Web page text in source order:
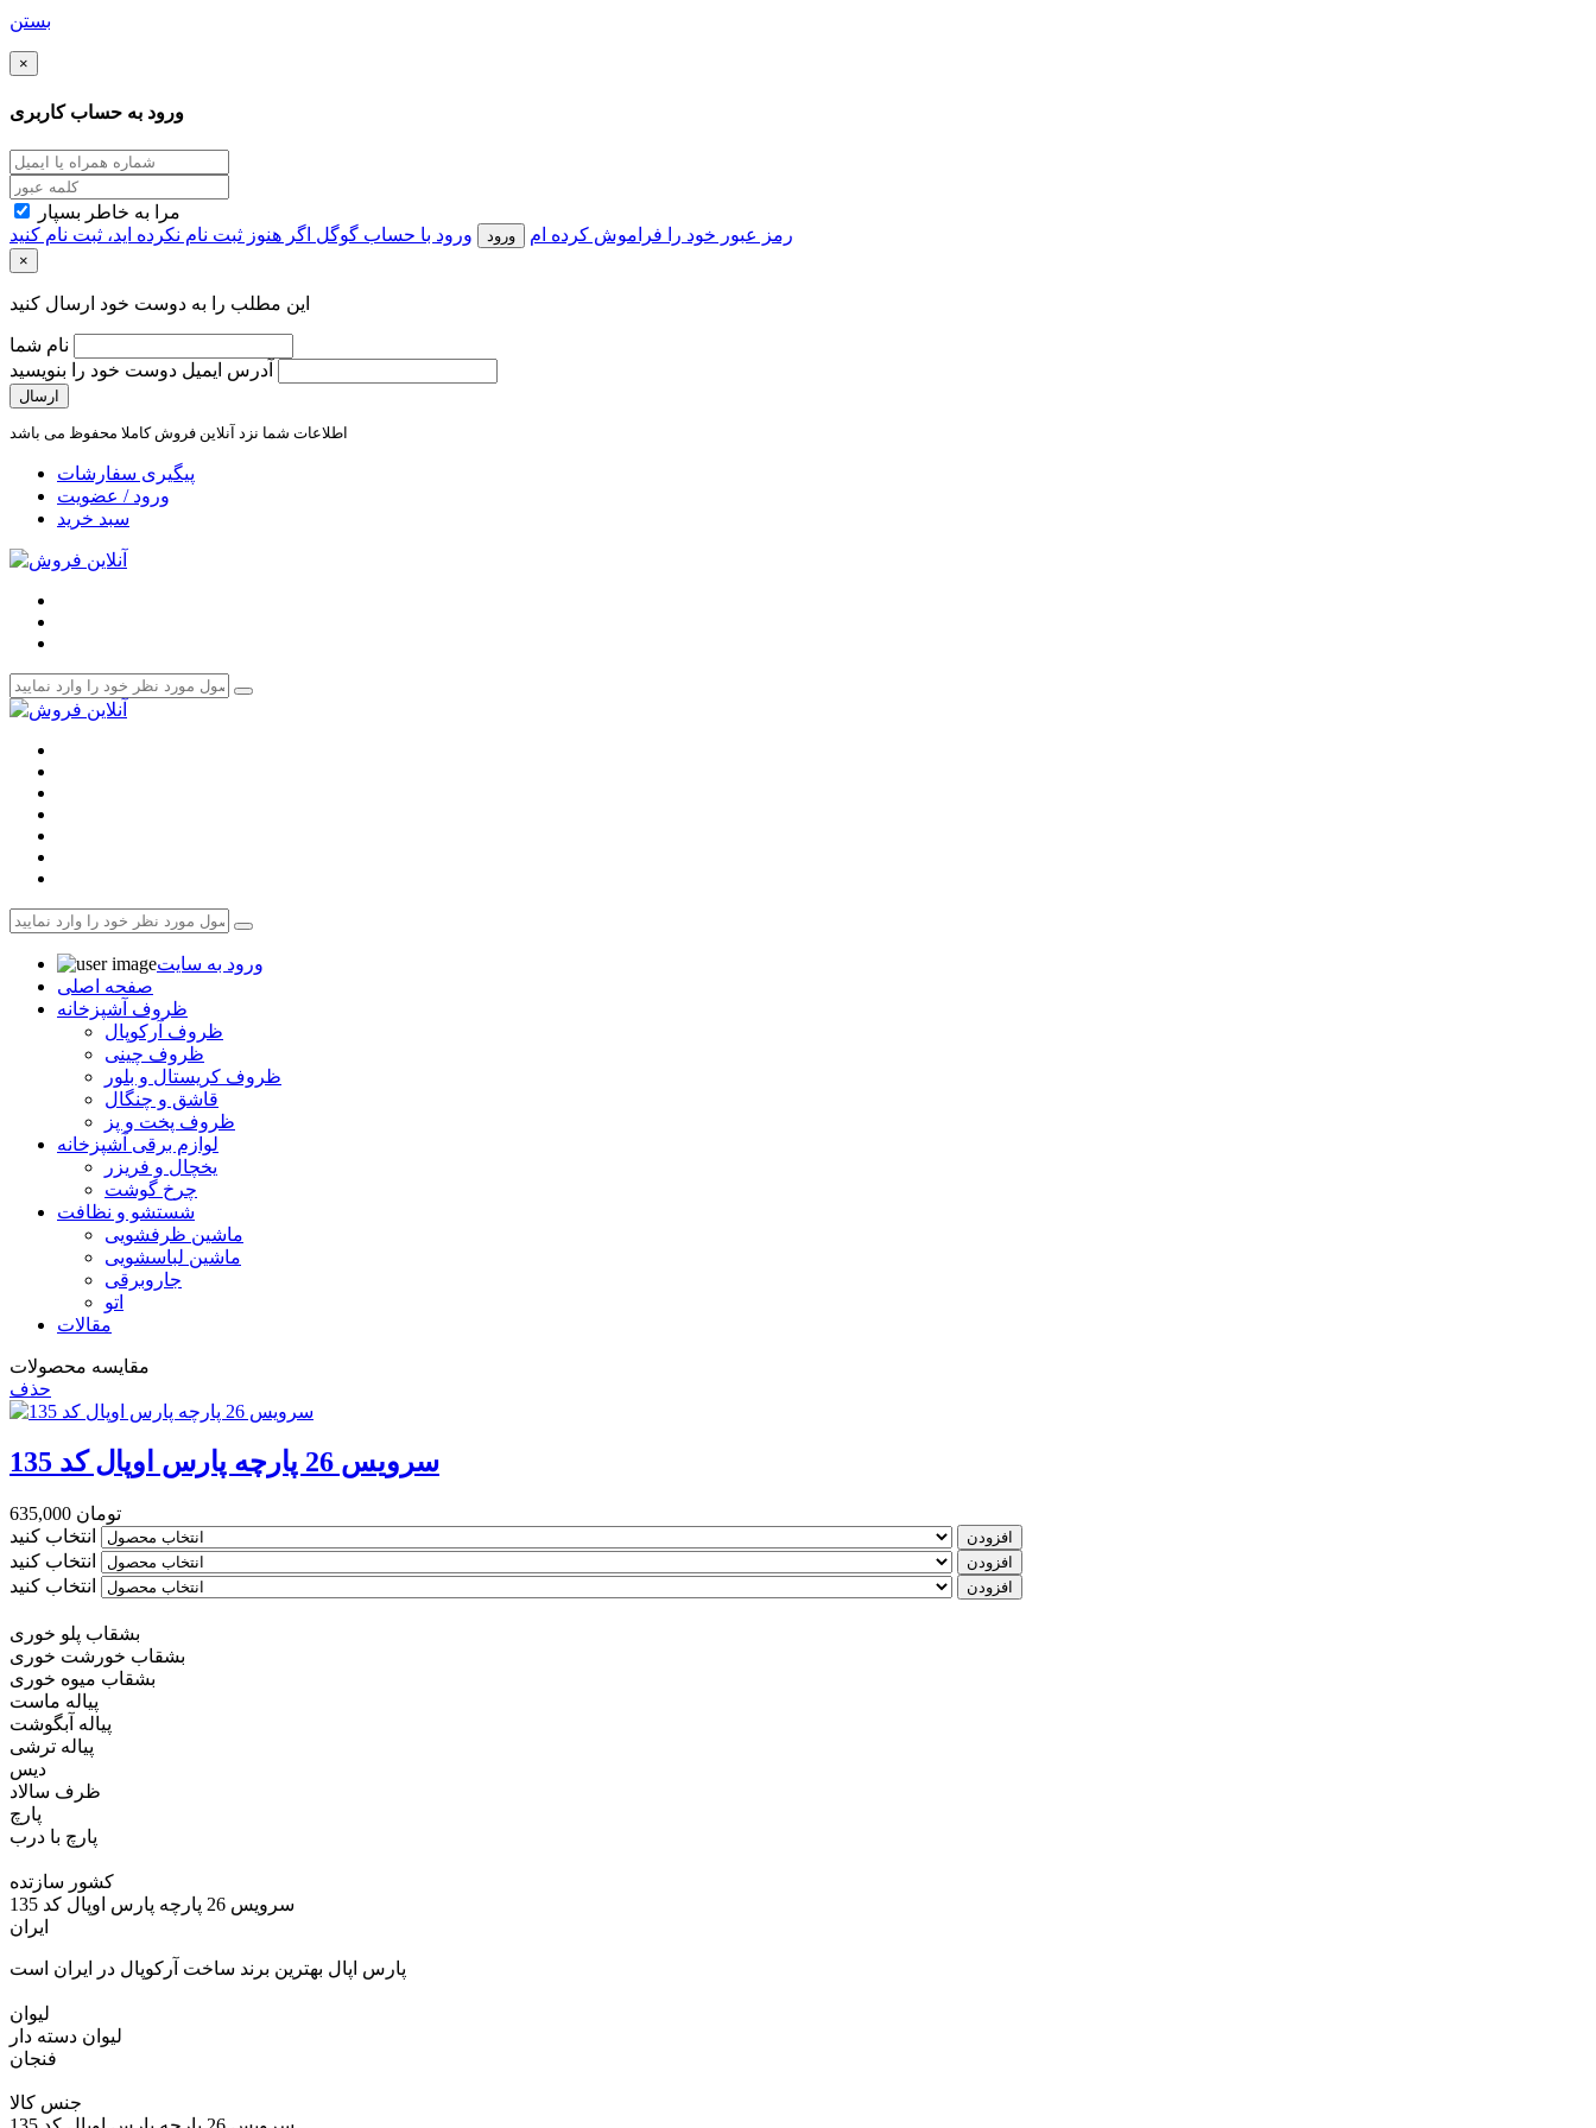
بستن
×
ورود به حساب کاربری
مرا به خاطر بسپار
رمز عبور خود را فراموش کرده ام
ورود ورود با حساب گوگل اگر هنوز ثبت نام نکرده اید، ثبت نام کنید
×
این مطلب را به دوست خود ارسال کنید
نام شما
آدرس ایمیل دوست خود را بنویسید
اطلاعات شما نزد آنلاین فروش کاملا محفوظ می باشد
پیگیری سفارشات
ورود / عضویت
سبد خرید
ورود به سایت
صفحه اصلی
ظروف آشپزخانه
ظروف آرکوپال
ظروف چینی
ظروف کریستال و بلور
قاشق و چنگال
ظروف پخت و پز
لوازم برقی آشپزخانه
یخچال و فریزر
چرخ گوشت
شستشو و نظافت
ماشین ظرفشویی
ماشین لباسشویی
جاروبرقی
اتو
مقالات
مقایسه محصولات
حذف
سرویس 26 پارچه پارس اوپال کد 135
635,000 تومان
انتخاب کنید
افزودن
انتخاب کنید افزودن
انتخاب کنید افزودن
بشقاب پلو خوری
بشقاب خورشت خوری
بشقاب میوه خوری
پیاله ماست
پیاله آبگوشت
پیاله ترشی
دیس
ظرف سالاد
پارچ
پارچ با درب
کشور سازتده
سرویس 26 پارچه پارس اوپال کد 135
ایران
پارس اپال بهترین برند ساخت آرکوپال در ایران است
لیوان
لیوان دسته دار
فنجان
جنس کالا